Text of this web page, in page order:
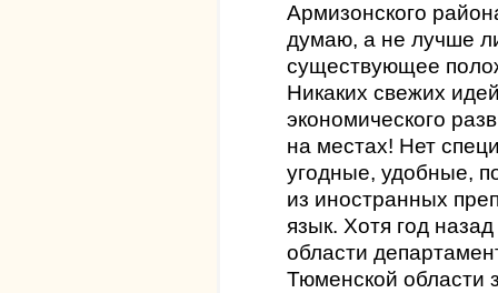
Армизонского
думаю, а не лучше
существующее
Никаких свежих
экономического
на местах! Нет
угодные, удобные,
из иностранных
язык. Хотя год
области
Тюменской области